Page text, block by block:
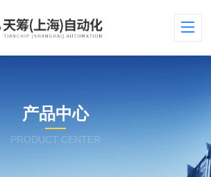
产品中心
PRODUCT CENTER